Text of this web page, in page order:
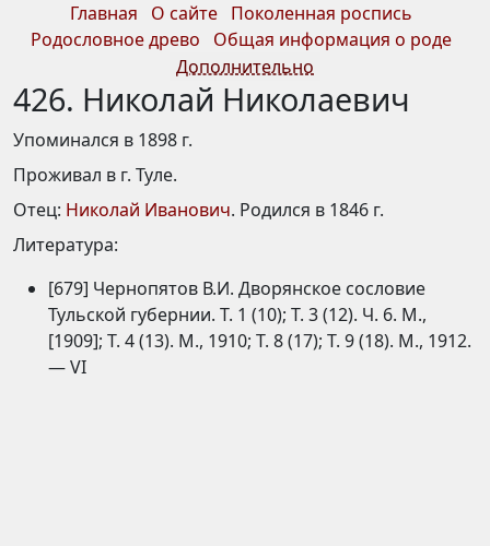
Главная О сайте
Поколенная роспись
Родословное древо
Общая информация о роде
Дополнительно
426. Николай Николаевич
Упоминался в 1898 г.
Проживал в г. Туле.
Отец: Николай Иванович. Родился в 1846 г.
Литература:
[679] Чернопятов В.И. Дворянское сословие
Тульской губернии. Т. 1 (10); Т. 3 (12). Ч. 6. М.,
[1909]; Т. 4 (13). М., 1910; Т. 8 (17); Т. 9 (18). М., 1912.
— VI